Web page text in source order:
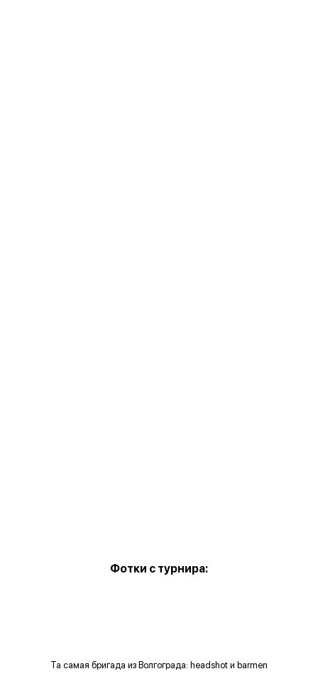
Фотки с турнира:
Та самая бригада из Волгограда: headshot и barmen